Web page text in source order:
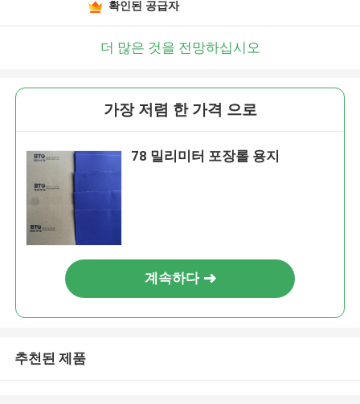
확인된 공급자
더 많은 것을 전망하십시오
가장 저렴 한 가격 으로
78 밀리미터 포장롤 용지
계속하다
추천된 제품